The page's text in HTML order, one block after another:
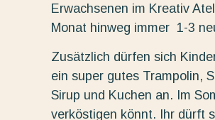
Erwachsenen im Kreativ
Monat hinweg immer 1-3
Zusätzlich dürfen sich
ein super gutes Trampolin,
Sirup und Kuchen an. Im
verköstigen könnt. Ihr dürft